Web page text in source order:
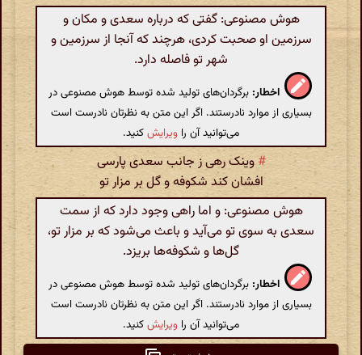
هوش مصنوعی: گفتی که درباره سعدی و مکان و
سرزمین او صحبت کردی، هرچند که آنجا از سرزمین و
شهر تو فاصله دارد.
اخطار: برگردان‌های تولید شده توسط هوش مصنوعی در
بسیاری از موارد نادرستند. اگر این متن به نظرتان نادرست است
می‌توانید آن را ویرایشکنید.
# وینک رهی ز جانب سعدی پارسی
افشان کند شکوفه و گل بر مزار تو
هوش مصنوعی: و اما راهی وجود دارد که از سمت
سعدی به سوی تو می‌آید و باعث می‌شود که بر مزار تو،
گل‌ها و شکوفه‌ها بریزد.
اخطار: برگردان‌های تولید شده توسط هوش مصنوعی در
بسیاری از موارد نادرستند. اگر این متن به نظرتان نادرست است
می‌توانید آن را ویرایشکنید.